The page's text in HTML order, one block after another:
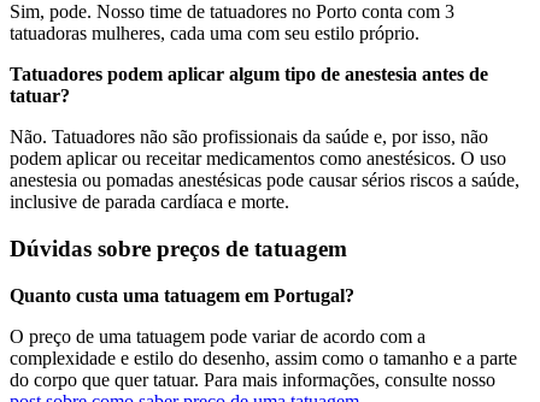
Sim, pode. Nosso time de tatuadores no Porto conta com 3
tatuadoras mulheres, cada uma com seu estilo próprio.
Tatuadores podem aplicar algum tipo de anestesia antes de
tatuar?
Não. Tatuadores não são profissionais da saúde e, por isso, não
podem aplicar ou receitar medicamentos como anestésicos. O uso
anestesia ou pomadas anestésicas pode causar sérios riscos a saúde,
inclusive de parada cardíaca e morte.
Dúvidas sobre preços de tatuagem
Quanto custa uma tatuagem em Portugal?
O preço de uma tatuagem pode variar de acordo com a
complexidade e estilo do desenho, assim como o tamanho e a parte
do corpo que quer tatuar. Para mais informações, consulte nosso